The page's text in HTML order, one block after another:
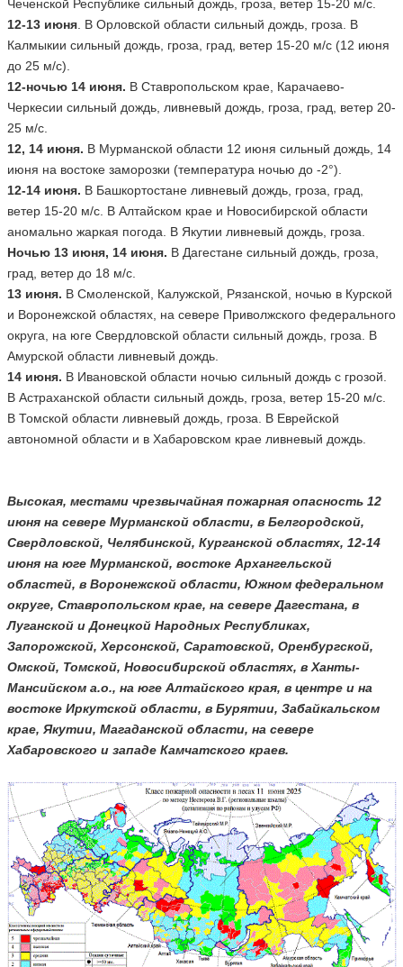
Чеченской Республике сильный дождь, гроза, ветер 15-20 м/с.
12-13 июня. В Орловской области сильный дождь, гроза. В
Калмыкии сильный дождь, гроза, град, ветер 15-20 м/с (12 июня
до 25 м/с).
12-ночью 14 июня. В Ставропольском крае, Карачаево-
Черкесии сильный дождь, ливневый дождь, гроза, град, ветер 20-
25 м/с.
12, 14 июня. В Мурманской области 12 июня сильный дождь, 14
июня на востоке заморозки (температура ночью до -2°).
12-14 июня. В Башкортостане ливневый дождь, гроза, град,
ветер 15-20 м/с. В Алтайском крае и Новосибирской области
аномально жаркая погода. В Якутии ливневый дождь, гроза.
Ночью 13 июня, 14 июня. В Дагестане сильный дождь, гроза,
град, ветер до 18 м/с.
13 июня. В Смоленской, Калужской, Рязанской, ночью в Курской
и Воронежской областях, на севере Приволжского федерального
округа, на юге Свердловской области сильный дождь, гроза. В
Амурской области ливневый дождь.
14 июня. В Ивановской области ночью сильный дождь с грозой.
В Астраханской области сильный дождь, гроза, ветер 15-20 м/с.
В Томской области ливневый дождь, гроза. В Еврейской
автономной области и в Хабаровском крае ливневый дождь.
Высокая, местами чрезвычайная пожарная опасность 12
июня на севере Мурманской области, в Белгородской,
Свердловской, Челябинской, Курганской областях, 12-14
июня на юге Мурманской, востоке Архангельской
областей, в Воронежской области, Южном федеральном
округе, Ставропольском крае, на севере Дагестана, в
Луганской и Донецкой Народных Республиках,
Запорожской, Херсонской, Саратовской, Оренбургской,
Омской, Томской, Новосибирской областях, в Ханты-
Мансийском а.о., на юге Алтайского края, в центре и на
востоке Иркутской области, в Бурятии, Забайкальском
крае, Якутии, Магаданской области, на севере
Хабаровского и западе Камчатского краев.